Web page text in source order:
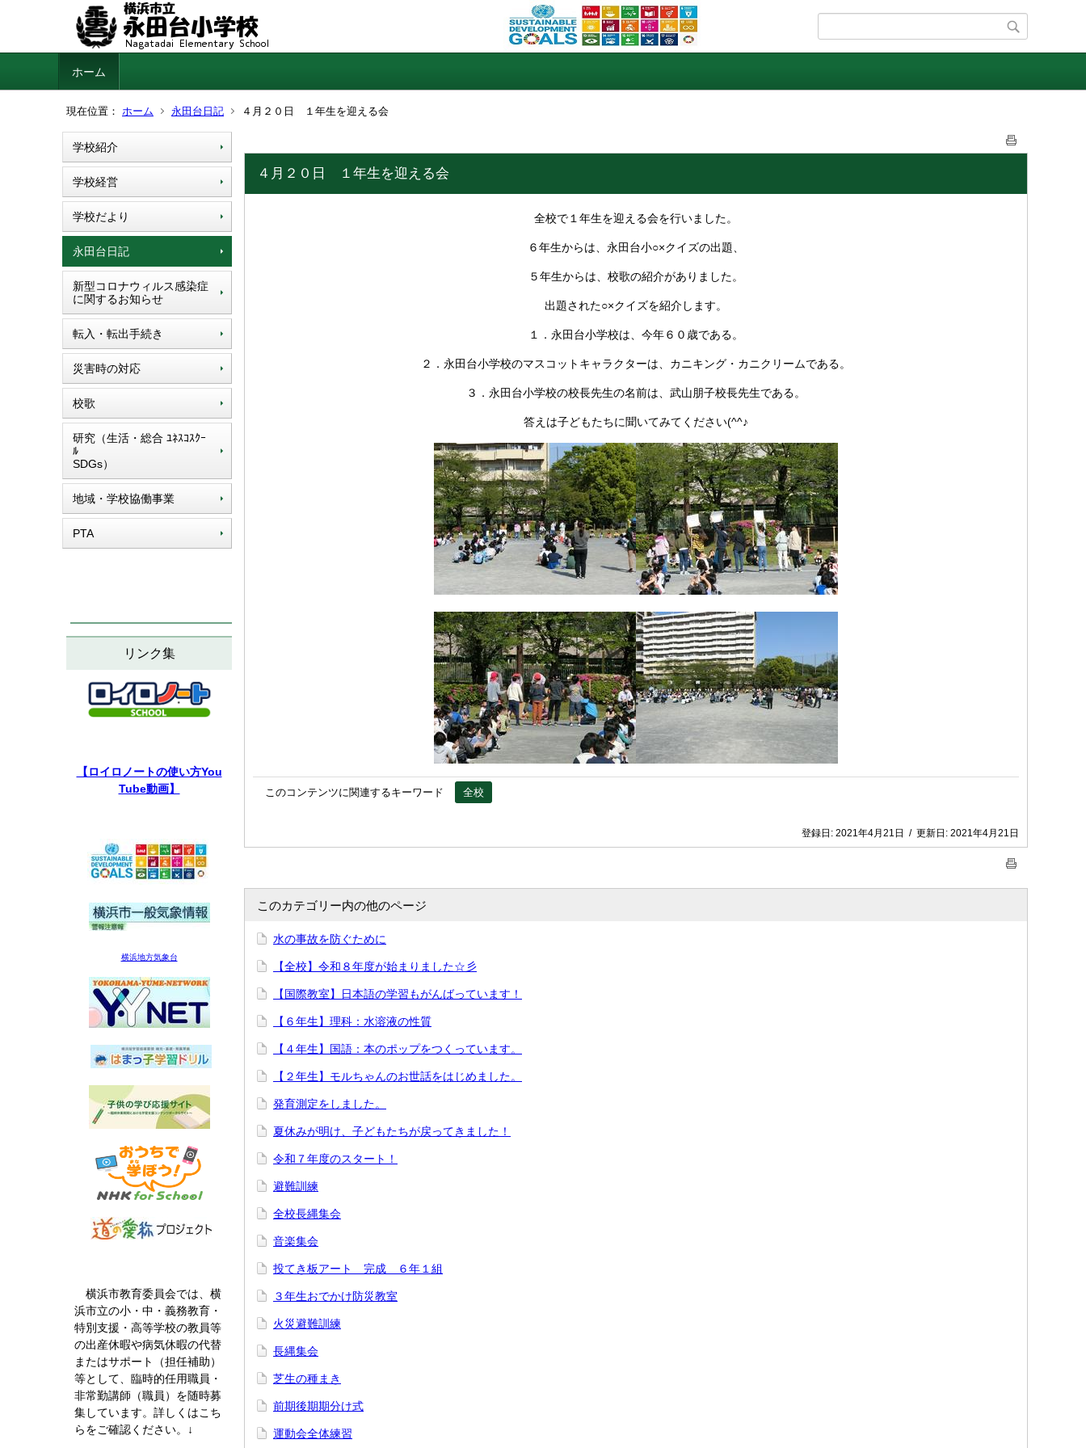
ホーム
現在位置： ホーム 永田台日記 ４月２０日 １年生を迎える会
学校紹介
学校経営
学校だより
永田台日記
新型コロナウィルス感染症
に関するお知らせ
転入・転出手続き
災害時の対応
校歌
研究（生活・総合 ﾕﾈｽｺｽｸｰ
ﾙ
SDGs）
地域・学校協働事業
PTA
リンク集
【ロイロノートの使い方You
Tube動画】
横浜地方気象台
横浜市教育委員会では、横
浜市立の小・中・義務教育・
特別支援・高等学校の教員等
の出産休暇や病気休暇の代替
またはサポート（担任補助）
等として、臨時的任用職員・
非常勤講師（職員）を随時募
集しています。詳しくはこち
らをご確認ください。↓
４月２０日 １年生を迎える会
全校で１年生を迎える会を行いました。
６年生からは、永田台小○×クイズの出題、
５年生からは、校歌の紹介がありました。
出題された○×クイズを紹介します。
１．永田台小学校は、今年６０歳である。
２．永田台小学校のマスコットキャラクターは、カニキング・カニクリームである。
３．永田台小学校の校長先生の名前は、武山朋子校長先生である。
答えは子どもたちに聞いてみてください(^^♪
このコンテンツに関連するキーワード 全校
登録日: 2021年4月21日 / 更新日: 2021年4月21日
このカテゴリー内の他のページ
水の事故を防ぐために
【全校】令和８年度が始まりました☆彡
【国際教室】日本語の学習もがんばっています！
【６年生】理科：水溶液の性質
【４年生】国語：本のポップをつくっています。
【２年生】モルちゃんのお世話をはじめました。
発育測定をしました。
夏休みが明け、子どもたちが戻ってきました！
令和７年度のスタート！
避難訓練
全校長縄集会
音楽集会
投てき板アート 完成 ６年１組
３年生おでかけ防災教室
火災避難訓練
長縄集会
芝生の種まき
前期後期期分け式
運動会全体練習